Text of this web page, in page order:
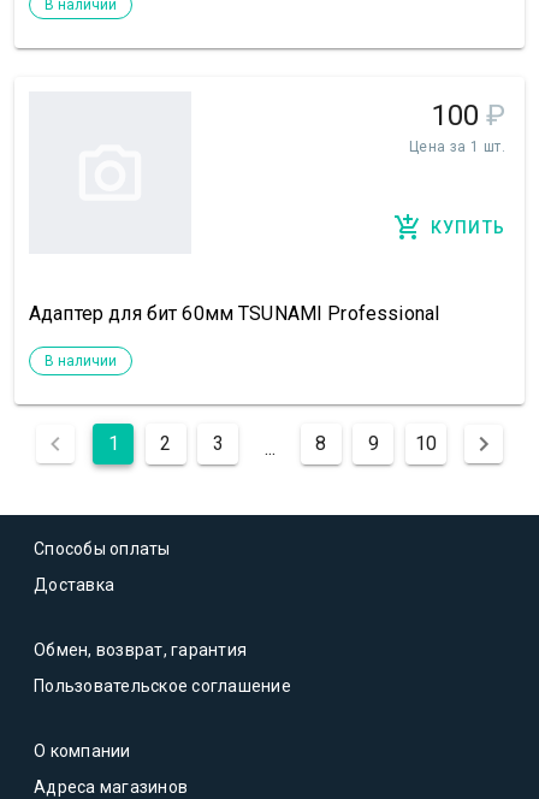
В наличии
100 ₽
Цена за 1 шт.
КУПИТЬ
Адаптер для бит 60мм TSUNAMI Professional
В наличии
1 2 3 ... 8 9 10
Способы оплаты
Доставка
Обмен, возврат, гарантия
Пользовательское соглашение
О компании
Адреса магазинов